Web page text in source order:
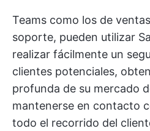
Teams como los de
soporte, pueden utilizar
realizar fácilmente un
clientes potenciales,
profunda de su mercado
mantenerse en contacto
todo el recorrido del